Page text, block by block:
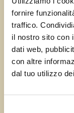
fornire
traffico.
il nostro sito con
dati web,
con altre
dal tuo utilizzo